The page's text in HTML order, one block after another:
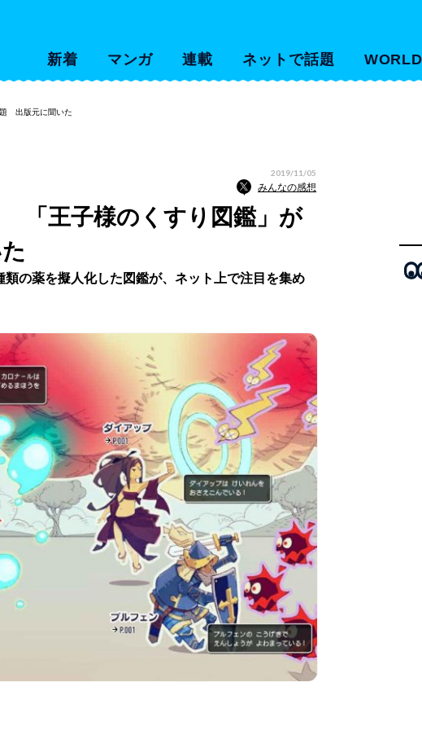
新着 マンガ 連載 ネットで話題 WORLD
出版元に聞いた
2019/11/05
みんなの感想
「王子様のくすり図鑑」が
の薬を擬人化した図鑑が、ネット上で注目を集め